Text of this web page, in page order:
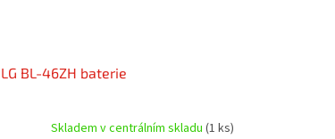
LG BL-46ZH baterie
Skladem v centrálním skladu (1 ks)